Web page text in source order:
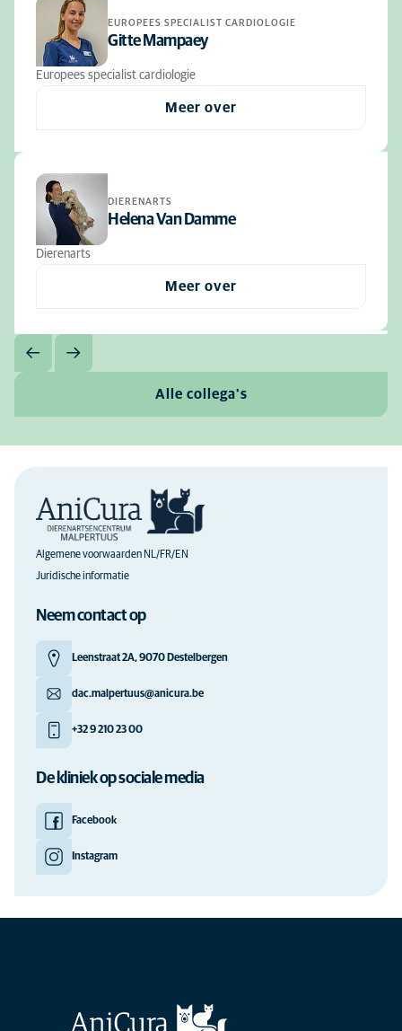
EUROPEES SPECIALIST CARDIOLOGIE
Gitte Mampaey
Europees specialist cardiologie
Meer over
DIERENARTS
Helena Van Damme
Dierenarts
Meer over
Alle collega's
Algemene voorwaarden NL/FR/EN
Juridische informatie
Neem contact op
Leenstraat 2A, 9070 Destelbergen
dac.malpertuus@anicura.be
+32 9 210 23 00
De kliniek op sociale media
Facebook
Instagram